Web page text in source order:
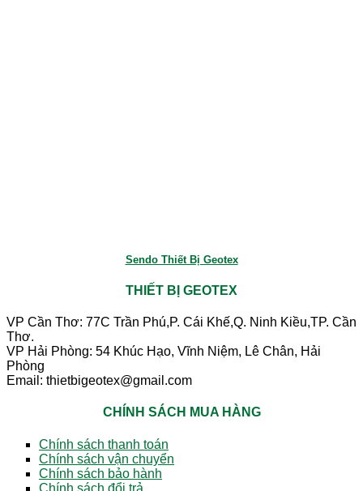
Sendo Thiết Bị Geotex
THIẾT BỊ GEOTEX
VP Cần Thơ: 77C Trần Phú,P. Cái Khế,Q. Ninh Kiều,TP. Cần
Thơ.
VP Hải Phòng: 54 Khúc Hạo, Vĩnh Niệm, Lê Chân, Hải
Phòng
Email: thietbigeotex@gmail.com
CHÍNH SÁCH MUA HÀNG
Chính sách thanh toán
Chính sách vận chuyển
Chính sách bảo hành
Chính sách đổi trả